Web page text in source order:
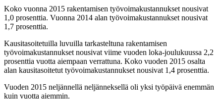
Koko vuonna 2015 rakentamisen työvoimakustannukset nousivat
1,0 prosenttia. Vuonna 2014 alan työvoimakustannukset nousivat
1,7 prosenttia.
Kausitasoitetuilla luvuilla tarkasteltuna rakentamisen
työvoimakustannukset nousivat viime vuoden loka-joulukuussa 2,2
prosenttia vuotta aiempaan verrattuna. Koko vuoden 2015 osalta
alan kausitasoitetut työvoimakustannukset nousivat 1,4 prosenttia.
Vuoden 2015 neljännellä neljänneksellä oli yksi työpäivä enemmän
kuin vuotta aiemmin.